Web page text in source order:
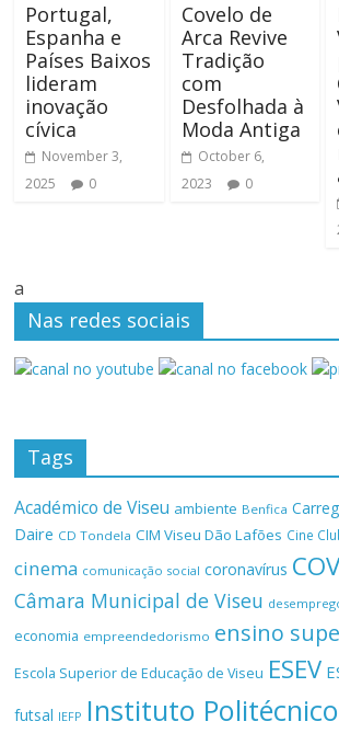
Portugal,
Espanha e
Países Baixos
lideram
inovação
cívica
November 3,
2025
0
Covelo de
Arca Revive
Tradição
com
Desfolhada à
Moda Antiga
October 6,
2023
0
a
Nas redes sociais
Tags
Académico de Viseu ambiente Benfica
Daire CD Tondela CIM Viseu Dão Lafões Cine
cinema comunicação social coronavírus
Câmara Municipal de Viseu
economia empreendedorismo ensino
Escola Superior de Educação de Viseu ESEV
futsal IEFP Instituto